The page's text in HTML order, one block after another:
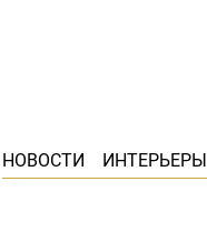
НОВОСТИ ИНТЕРЬЕРЫ